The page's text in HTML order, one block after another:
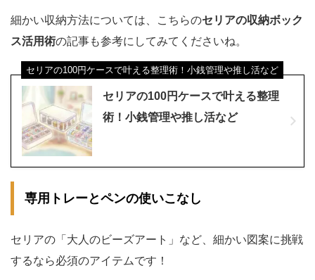
細かい収納方法については、こちらのセリアの収納ボック
ス活用術の記事も参考にしてみてくださいね。
セリアの100円ケースで叶える整理
術！小銭管理や推し活など
セリアの100円ケースで叶える整理術！小銭管理や推し活など
専用トレーとペンの使いこなし
セリアの「大人のビーズアート」など、細かい図案に挑戦
するなら必須のアイテムです！